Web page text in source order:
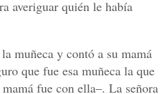
averiguar quién le había
muñeca y contó a su mamá
que fue esa muñeca la que
fue con ella–. La señora